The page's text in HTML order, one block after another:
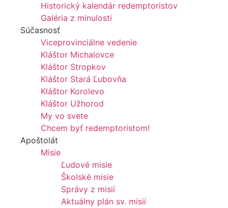
Historický kalendár redemptoristov
Galéria z minulosti
Súčasnosť
Viceprovinciálne vedenie
Kláštor Michalovce
Kláštor Stropkov
Kláštor Stará Ľubovňa
Kláštor Korolevo
Kláštor Užhorod
My vo svete
Chcem byť redemptoristom!
Apoštolát
Misie
Ľudové misie
Školské misie
Správy z misií
Aktuálny plán sv. misií